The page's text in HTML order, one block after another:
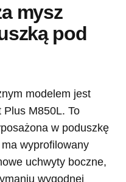
mysz
pod
modelem jest
M850L. To
w poduszkę
wyprofilowany
uchwyty boczne,
wygodnej